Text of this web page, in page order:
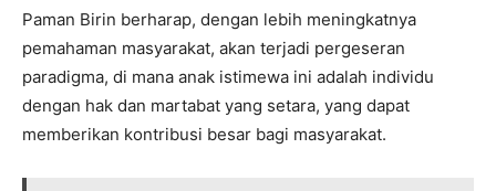
Paman Birin berharap, dengan lebih meningkatnya
pemahaman masyarakat, akan terjadi pergeseran
paradigma, di mana anak istimewa ini adalah individu
dengan hak dan martabat yang setara, yang dapat
memberikan kontribusi besar bagi masyarakat.